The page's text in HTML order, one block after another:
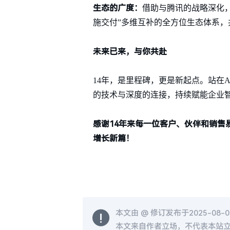
生态的广度： 借助与腾讯的战略深化
施交付”多维互补的全方位生态体系
未来已来，与你共赴
14年，是里程碑，更是新起点。站
的技术与深度的连接，持续赋能企业
感谢14年来每一位客户、伙伴和销售
增长新篇！
本文由 @修订发布于2025-08-
本文来自作者立场，不代表本站